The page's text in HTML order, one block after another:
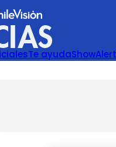
Te ayudaShow